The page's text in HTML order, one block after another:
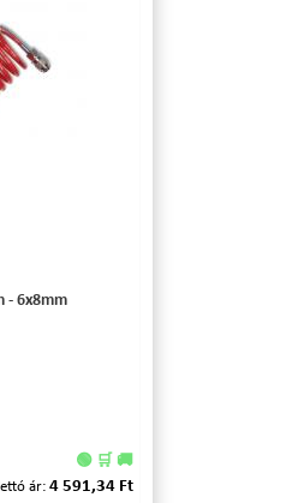
- 6x8mm
🟢 🛒 🚚
ár: 4 591,34 Ft